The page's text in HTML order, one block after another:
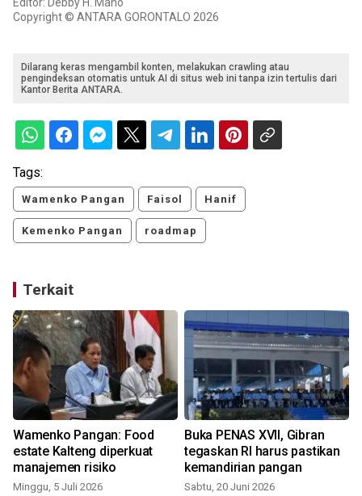
Copyright © ANTARA GORONTALO 2026
Dilarang keras mengambil konten, melakukan crawling atau
pengindeksan otomatis untuk AI di situs web ini tanpa izin tertulis dari
Kantor Berita ANTARA.
Tags:
Wamenko Pangan Faisol Hanif
Kemenko Pangan roadmap
Terkait
Wamenko Pangan: Food
estate Kalteng diperkuat
manajemen risiko
Minggu, 5 Juli 2026
Buka PENAS XVII, Gibran
tegaskan RI harus pastikan
kemandirian pangan
Sabtu, 20 Juni 2026